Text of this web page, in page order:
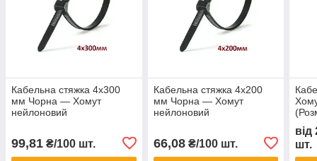
Кабельна стяжка 4х300
мм Чорна — Хомут
нейлоновий
99,81 ₴/100 шт.
Кабельна стяжка 4х200
мм Чорна — Хомут
нейлоновий
66,08₴/100 шт.
від
шт.